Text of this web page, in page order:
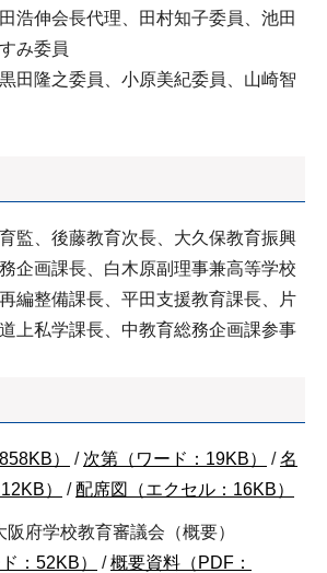
浩伸会長代理、田村知子委員、池田
み委員
田隆之委員、小原美紀委員、山崎智
監、後藤教育次長、大久保教育振興
企画課長、白木原副理事兼高等学校
編整備課長、平田支援教育課長、片
上私学課長、中教育総務企画課参事
） / 次第（ワード：19KB） /名
）
/配席図（エクセル：16KB）
府学校教育審議会（概要）
：52KB）
/概要資料（PDF：